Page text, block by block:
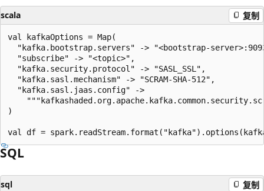
scala 复制
val kafkaOptions = Map(
"kafka.bootstrap.servers" -> "<bootstrap-
  "subscribe" -> "<topic>",
  "kafka.security.protocol" -> "SASL_SSL",
  "kafka.sasl.mechanism" -> "SCRAM-SHA-512",
  "kafka.sasl.jaas.config" ->
)
SQL
sql 复制